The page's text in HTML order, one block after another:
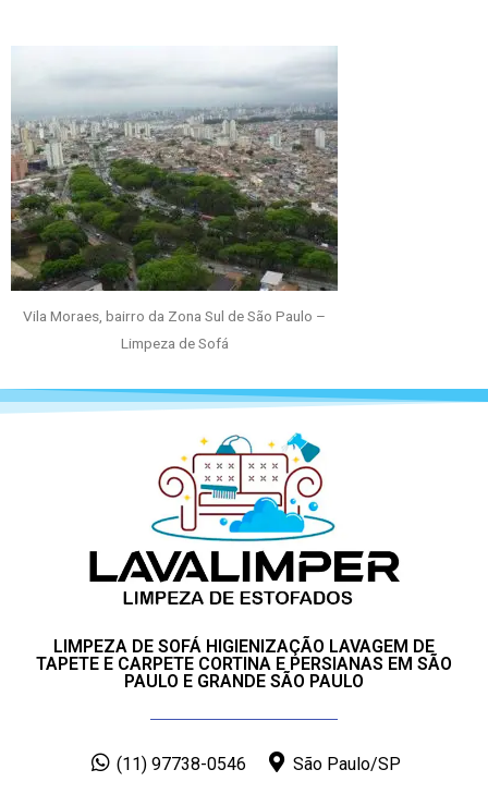
Vila Moraes, bairro da Zona Sul de São Paulo –
Limpeza de Sofá
LIMPEZA DE SOFÁ HIGIENIZAÇÃO LAVAGEM DE
TAPETE E CARPETE CORTINA E PERSIANAS EM SÃO
PAULO E GRANDE SÃO PAULO
(11) 97738-0546 São Paulo/SP